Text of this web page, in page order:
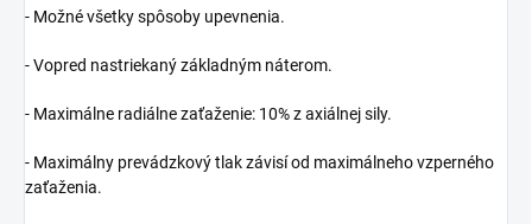
- Možné všetky spôsoby upevnenia.
- Vopred nastriekaný základným náterom.
- Maximálne radiálne zaťaženie: 10% z axiálnej sily.
- Maximálny prevádzkový tlak závisí od maximálneho vzperného
zaťaženia.